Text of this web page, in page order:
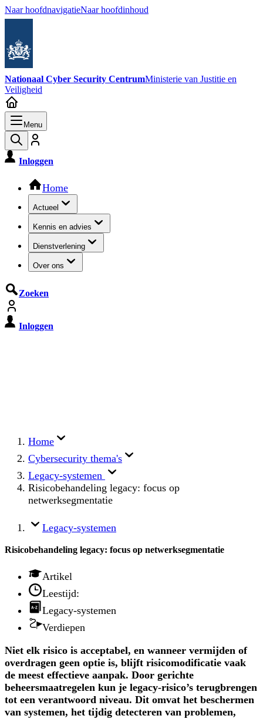
Naar hoofdnavigatieNaar hoofdinhoud
Nationaal Cyber Security CentrumMinisterie van Justitie en
Veiligheid
Menu
Inloggen
Hoofdnavigatie
Home
Actueel
Kennis en advies
Dienstverlening
Over ons
Zoeken
Inloggen
Home
Cybersecurity thema's
Legacy-systemen
Risicobehandeling legacy: focus op
netwerksegmentatie
Legacy-systemen
Risicobehandeling legacy: focus op netwerksegmentatie
Artikel
Leestijd:
Legacy-systemen
Verdiepen
Niet elk risico is acceptabel, en wanneer vermijden of
overdragen geen optie is, blijft risicomodificatie vaak
de meest effectieve aanpak. Door gerichte
beheersmaatregelen kun je legacy‑risico’s terugbrengen
tot een verantwoord niveau. Dit omvat het beschermen
van systemen, het tijdig detecteren van problemen,